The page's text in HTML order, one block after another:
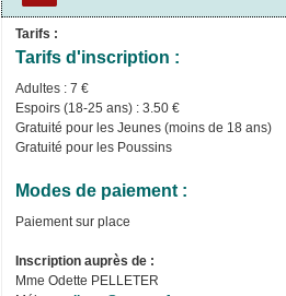
Tarifs :
Tarifs d'inscription :
Adultes : 7 €
Espoirs (18-25 ans) : 3.50 €
Gratuité pour les Jeunes (moins de 18 ans)
Gratuité pour les Poussins
Modes de paiement :
Paiement sur place
Inscription auprès de :
Mme Odette PELLETER